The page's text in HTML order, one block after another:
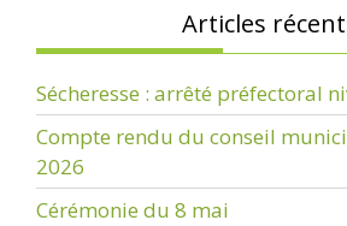
Articles
Sécheresse : arrêté préfectoral
Compte rendu du conseil
2026
Cérémonie du 8 mai